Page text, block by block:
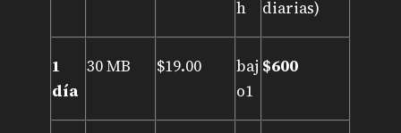
h diarias)
1
día
30 MB $19.00
baj
o1
$600